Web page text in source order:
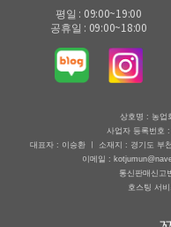
평일 : 09:00~19:00
공휴일 : 09:00~18:00
상호명 : 농업
사업자 등록번호
대표자 : 이승환 ㅣ 소재지 : 경기도 부
이메일 :
통신판매신고
호스팅 서